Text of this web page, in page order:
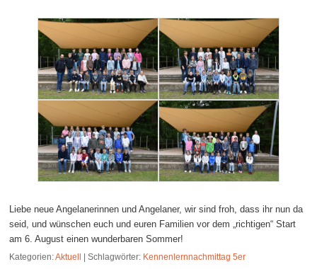
Liebe neue Angelanerinnen und Angelaner, wir sind froh, dass ihr nun da
seid, und wünschen euch und euren Familien vor dem „richtigen“ Start
am 6. August einen wunderbaren Sommer!
Kategorien:Aktuell |Schlagwörter: Kennenlernnachmittag 5er